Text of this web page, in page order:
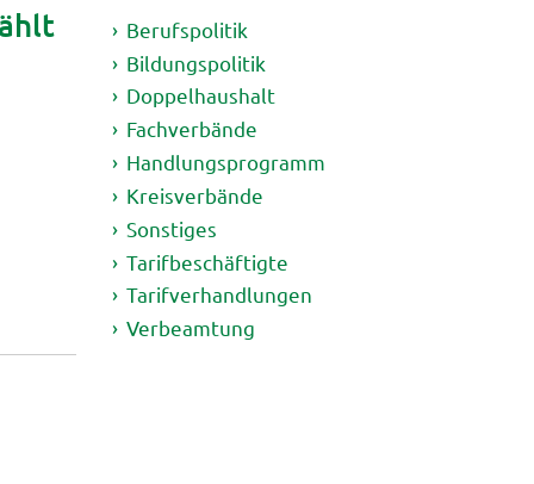
Berufspolitik
Bildungspolitik
Doppelhaushalt
Fachverbände
Handlungsprogramm
Kreisverbände
Sonstiges
Tarifbeschäftigte
Tarifverhandlungen
Verbeamtung